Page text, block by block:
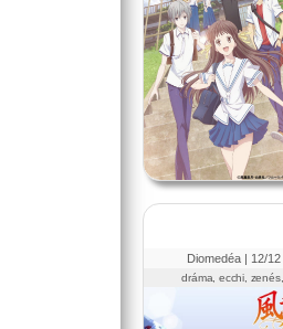
Diomedéa | 12/
dráma, ecchi,